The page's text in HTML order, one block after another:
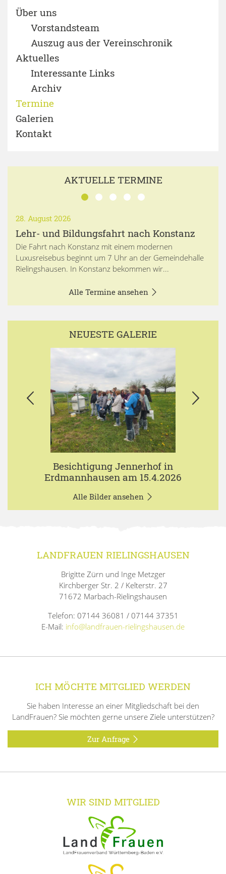
Über uns
Vorstandsteam
Auszug aus der Vereinschronik
Aktuelles
Interessante Links
Archiv
Termine
Galerien
Kontakt
AKTUELLE TERMINE
28. August 2026
Lehr- und Bildungsfahrt nach Konstanz
Die Fahrt nach Konstanz mit einem modernen
Luxusreisebus beginnt um 7 Uhr an der Gemeindehalle
Rielingshausen. In Konstanz bekommen wir...
Alle Termine ansehen
NEUESTE GALERIE
Besichtigung Jennerhof in
Erdmannhausen am 15.4.2026
Alle Bilder ansehen
LANDFRAUEN RIELINGSHAUSEN
Brigitte Zürn und Inge Metzger
Kirchberger Str. 2 / Kelterstr. 27
71672 Marbach-Rielingshausen
Telefon: 07144 36081 / 07144 37351
E-Mail: info@landfrauen-rielingshausen.de
ICH MÖCHTE MITGLIED WERDEN
Sie haben Interesse an einer Mitgliedschaft bei den
LandFrauen? Sie möchten gerne unsere Ziele unterstützen?
Zur Anfrage
WIR SIND MITGLIED